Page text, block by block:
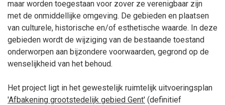
maar worden toegestaan voor zover ze verenigbaar zijn
met de onmiddellijke omgeving. De gebieden en plaatsen
van culturele, historische en/of esthetische waarde. In deze
gebieden wordt de wijziging van de bestaande toestand
onderworpen aan bijzondere voorwaarden, gegrond op de
wenselijkheid van het behoud.
Het project ligt in het gewestelijk ruimtelijk uitvoeringsplan
'Afbakening grootstedelijk gebied Gent' (definitief